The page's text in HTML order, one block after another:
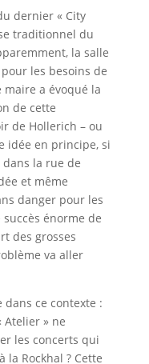
dernier « City
traditionnel du
la salle
les besoins de
maire a évoqué la
de cette
de Hollerich – ou
idée en principe, si
dans la rue de
et même
danger pour les
énorme de
des grosses
va aller
ce contexte :
Atelier » ne
les concerts qui
Rockhal ? Cette